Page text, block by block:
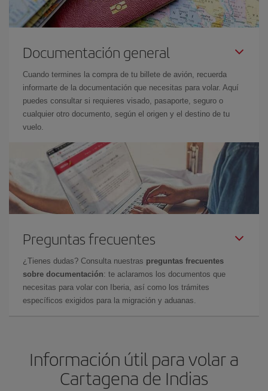
Documentación general
Cuando termines la compra de tu billete de avión, recuerda
informarte de la documentación que necesitas para volar. Aquí
puedes consultar si requieres visado, pasaporte, seguro o
cualquier otro documento, según el origen y el destino de tu
vuelo.
Preguntas frecuentes
¿Tienes dudas? Consulta nuestras preguntas frecuentes
sobre documentación: te aclaramos los documentos que
necesitas para volar con Iberia, así como los trámites
específicos exigidos para la migración y aduanas.
Información útil para volar a
Cartagena de Indias